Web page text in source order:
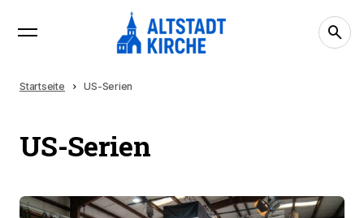
Startseite US-Serien
US-Serien